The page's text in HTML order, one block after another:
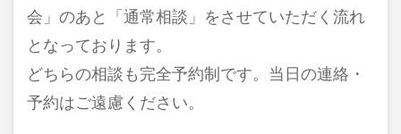
会」のあと「通常相談」をさせていただく流れ
となっております。
どちらの相談も完全予約制です。当日の連絡・
予約はご遠慮ください。